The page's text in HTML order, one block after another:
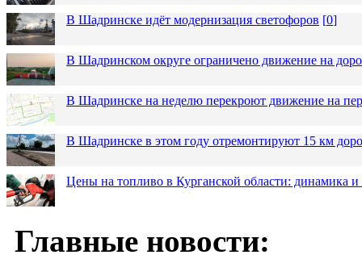
В Шадринске идёт модернизация светофоров [0]
В Шадринском округе ограничено движение на
В Шадринске на неделю перекроют движение на
В Шадринске в этом году отремонтируют 15 км
Цены на топливо в Курганской области: динамика и
Главные новости: